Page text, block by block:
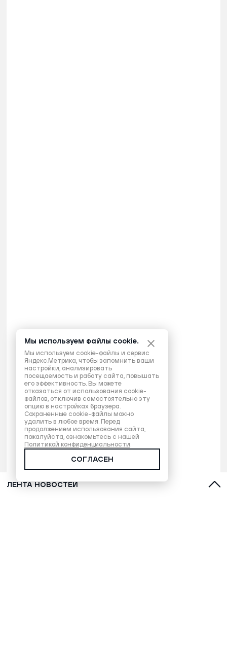
ЛЕНТА НОВОСТЕЙ
Мы используем файлы cookie.
Мы используем cookie-файлы и сервис
Яндекс.Метрика, чтобы запомнить ваши
настройки, анализировать
посещаемость и работу сайта, повышать
его эффективность. Вы можете
отказаться от использования cookie-
файлов, отключив самостоятельно эту
опцию в настройках браузера.
Сохраненные cookie-файлы можно
удалить в любое время. Перед
продолжением использования сайта,
пожалуйста, ознакомьтесь с нашей
Политикой конфиденциальности.
СОГЛАСЕН